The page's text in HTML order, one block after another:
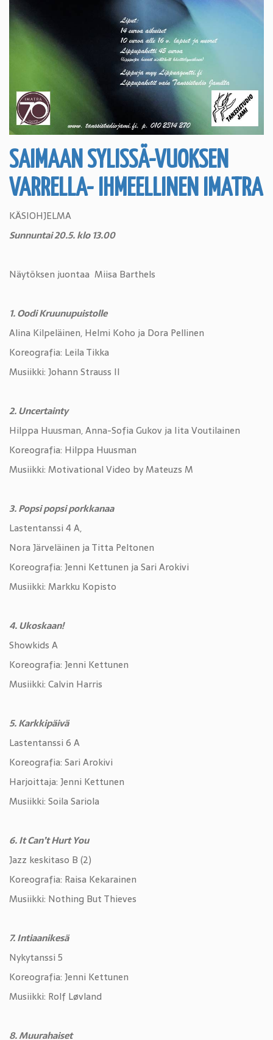
SAIMAAN SYLISSÄ-VUOKSEN
VARRELLA- IHMEELLINEN IMATRA
KÄSIOHJELMA
Sunnuntai 20.5. klo 13.00
Näytöksen juontaa Miisa Barthels
1. Oodi Kruunupuistolle
Alina Kilpeläinen, Helmi Koho ja Dora Pellinen
Koreografia: Leila Tikka
Musiikki: Johann Strauss II
2. Uncertainty
Hilppa Huusman, Anna-Sofia Gukov ja Iita Voutilainen
Koreografia: Hilppa Huusman
Musiikki: Motivational Video by Mateuzs M
3. Popsi popsi porkkanaa
Lastentanssi 4 A,
Nora Järveläinen ja Titta Peltonen
Koreografia: Jenni Kettunen ja Sari Arokivi
Musiikki: Markku Kopisto
4. Ukoskaan!
Showkids A
Koreografia: Jenni Kettunen
Musiikki: Calvin Harris
5. Karkkipäivä
Lastentanssi 6 A
Koreografia: Sari Arokivi
Harjoittaja: Jenni Kettunen
Musiikki: Soila Sariola
6. It Can’t Hurt You
Jazz keskitaso B (2)
Koreografia: Raisa Kekarainen
Musiikki: Nothing But Thieves
7. Intiaanikesä
Nykytanssi 5
Koreografia: Jenni Kettunen
Musiikki: Rolf Løvland
8. Muurahaiset